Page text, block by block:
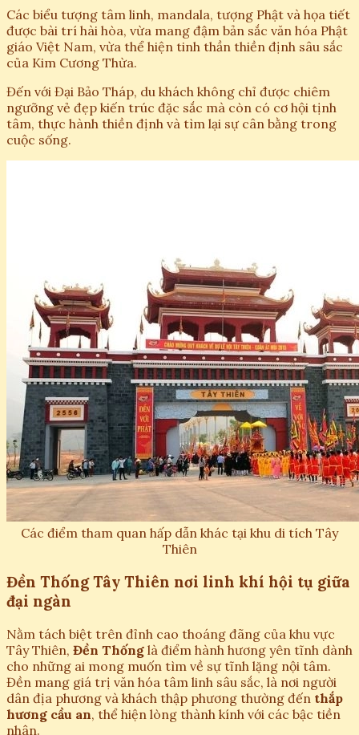
Các biểu tượng tâm linh, mandala, tượng Phật và họa tiết
được bài trí hài hòa, vừa mang đậm bản sắc văn hóa Phật
giáo Việt Nam, vừa thể hiện tinh thần thiền định sâu sắc
của Kim Cương Thừa.
Đến với Đại Bảo Tháp, du khách không chỉ được chiêm
ngưỡng vẻ đẹp kiến trúc đặc sắc mà còn có cơ hội tịnh
tâm, thực hành thiền định và tìm lại sự cân bằng trong
cuộc sống.
Các điểm tham quan hấp dẫn khác tại khu di tích Tây
Thiên
Đền Thống Tây Thiên nơi linh khí hội tụ giữa
đại ngàn
Nằm tách biệt trên đỉnh cao thoáng đãng của khu vực
Tây Thiên, Đền Thống là điểm hành hương yên tĩnh dành
cho những ai mong muốn tìm về sự tĩnh lặng nội tâm.
Đền mang giá trị văn hóa tâm linh sâu sắc, là nơi người
dân địa phương và khách thập phương thường đến thắp
hương cầu an, thể hiện lòng thành kính với các bậc tiền
nhân.